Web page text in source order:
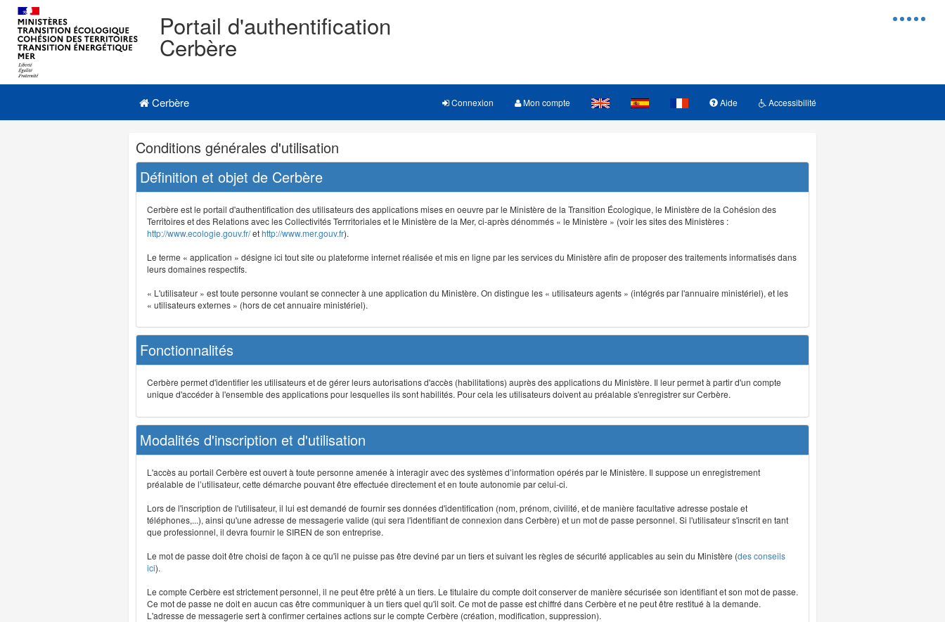
Menu
Portail d'authentification
Cerbère
Navigation
Menu principal
Cerbère Connexion Mon compte Aide Accessibilité
Navigation
et
outils
annexes
Conditions générales d'utilisation
Définition et objet de Cerbère
Cerbère est le portail d'authentification des utilisateurs des applications mises en oeuvre par le Ministère de la Transition Écologique, le Ministère de la Cohésion des
Territoires et des Relations avec les Collectivités Terrritoriales et le Ministère de la Mer, ci-après dénommés « le Ministère » (voir les sites des Ministères :
http://www.ecologie.gouv.fr/ethttp://www.mer.gouv.fr).
Le terme « application » désigne ici tout site ou plateforme internet réalisée et mis en ligne par les services du Ministère afin de proposer des traitements informatisés dans
leurs domaines respectifs.
« L'utilisateur » est toute personne voulant se connecter à une application du Ministère. On distingue les « utilisateurs agents » (intégrés par l'annuaire ministériel), et les
« utilisateurs externes » (hors de cet annuaire ministériel).
Fonctionnalités
Cerbère permet d'identifier les utilisateurs et de gérer leurs autorisations d'accès (habilitations) auprès des applications du Ministère. Il leur permet à partir d'un compte
unique d'accéder à l'ensemble des applications pour lesquelles ils sont habilités. Pour cela les utilisateurs doivent au préalable s'enregistrer sur Cerbère.
Modalités d'inscription et d'utilisation
L'accès au portail Cerbère est ouvert à toute personne amenée à interagir avec des systèmes d’information opérés par le Ministère. Il suppose un enregistrement
préalable de l’utilisateur, cette démarche pouvant être effectuée directement et en toute autonomie par celui-ci.
Lors de l'inscription de l'utilisateur, il lui est demandé de fournir ses données d'identification (nom, prénom, civilité, et de manière facultative adresse postale et
téléphones,...), ainsi qu'une adresse de messagerie valide (qui sera l'identifiant de connexion dans Cerbère) et un mot de passe personnel. Si l'utilisateur s'inscrit en tant
que professionnel, il devra fournir le SIREN de son entreprise.
Le mot de passe doit être choisi de façon à ce qu'il ne puisse pas être deviné par un tiers et suivant les règles de sécurité applicables au sein du Ministère (des conseils
ici).
Le compte Cerbère est strictement personnel, il ne peut être prêté à un tiers. Le titulaire du compte doit conserver de manière sécurisée son identifiant et son mot de passe.
Ce mot de passe ne doit en aucun cas être communiquer à un tiers quel qu'il soit. Ce mot de passe est chiffré dans Cerbère et ne peut être restitué à la demande.
L'adresse de messagerie sert à confirmer certaines actions sur le compte Cerbère (création, modification, suppression).